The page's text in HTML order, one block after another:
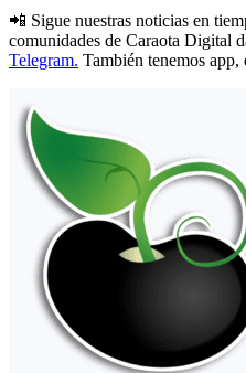
📲 Sigue nuestras noticias en
comunidades de Caraota Digital
Telegram. También tenemos app,